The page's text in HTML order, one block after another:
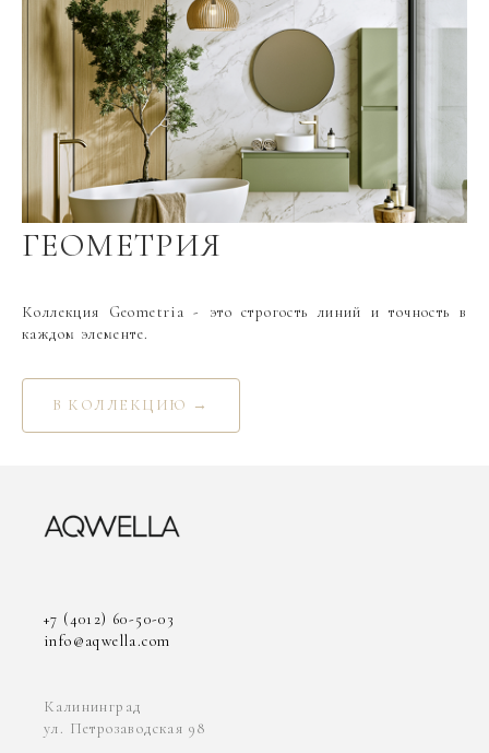
ГЕОМЕТРИЯ
Коллекция Geometria - это строгость линий и точность в
каждом элементе.
В КОЛЛЕКЦИЮ →
+7 (4012) 60-50-03
info@aqwella.com
Калининград
ул. Петрозаводская 98